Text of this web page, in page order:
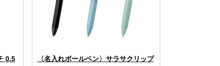
0.5
〈名入れボールペン〉サラサクリップ